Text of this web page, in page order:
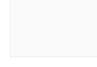
メンバー
お客様が
登録され
および当
品・サービ
※3 非含有証
下記の非含有証
「－」：未確認